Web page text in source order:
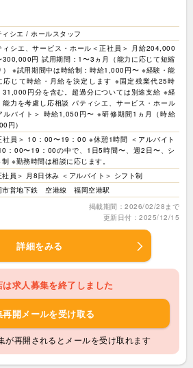
ィシエ / ホールスタッフ
ィシエ、サービス・ホール＜正社員＞ 月給204,000
300,000円 試用期間：1〜3ヵ月（能力に応じて短縮
） ※試用期間中は時給制：時給1,000円〜 ※経験・能
応じて時給・月給を決定します ※固定残業代25時
31,000円分を含む。超過分については別途支給 ※経
能力を考慮し応相談 パティシエ、サービス・ホール
ルバイト＞ 時給1,050円〜 ※研修期間1ヵ月（時給
円）
社員＞ 10：00〜19：00 ※休憩1時間 ＜アルバイト
：00〜19：00の中で、1日5時間〜、週2日〜、シ
制 ※勤務時間は相談に応じます。
社員＞ 月8日休み ＜アルバイト＞ シフト制
市営地下鉄 空港線 福岡空港駅
掲載期間：2026/02/28まで
更新日付：2025/12/15
詳細をみる
は求人募集を終了しました
再開メールを受け取る
が再開されるとメールを受け取れます